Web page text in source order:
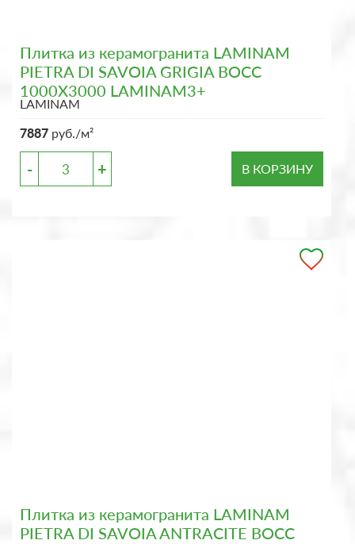
Плитка из керамогранита LAMINAM
PIETRA DI SAVOIA GRIGIA BOCC
1000X3000 LAMINAM3+
LAMINAM
7887 руб./м²
- + В КОРЗИНУ
Плитка из керамогранита LAMINAM
PIETRA DI SAVOIA ANTRACITE BOCC